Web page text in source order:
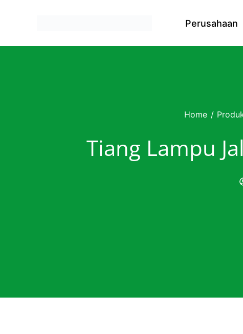
Perusahaan
Home /
Tiang Lampu